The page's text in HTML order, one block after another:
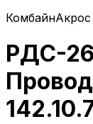
КомбайнАкрос
РДС-